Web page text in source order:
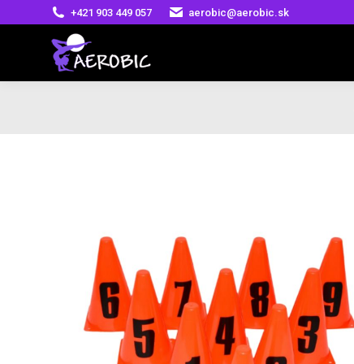
+421 903 449 057 aerobic@aerobic.sk